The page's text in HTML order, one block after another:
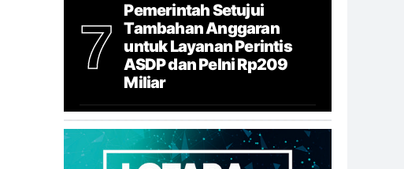
7
Pemerintah Setujui
Tambahan Anggaran
untuk Layanan Perintis
ASDP dan Pelni Rp209
Miliar